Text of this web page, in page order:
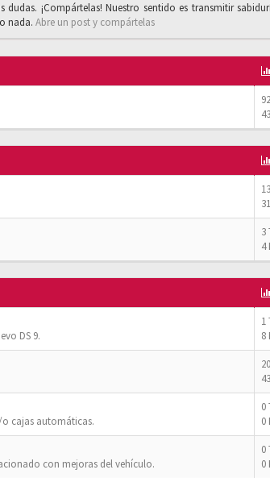
dudas. ¡Compártelas! Nuestro sentido es transmitir
nada. Abre un post y compártelas
3
4
DS 9.
1
8
o cajas automáticas.
0
0
con mejoras del vehículo.
0
0